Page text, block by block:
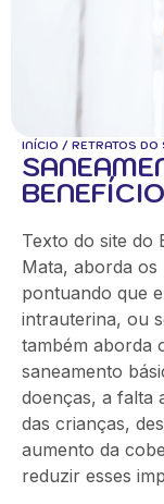
INÍCIO / RETRATOS DO
Texto do site do
Mata, aborda os
pontuando que
intrauterina, ou
também aborda
saneamento
doenças, a falta
das crianças,
aumento da
reduzir esses